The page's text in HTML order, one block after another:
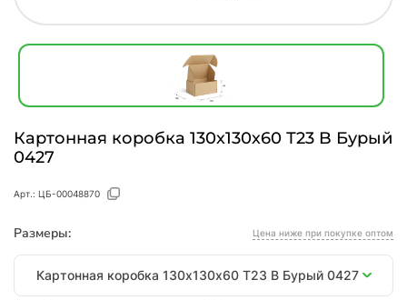
Картонная коробка 130х130х60 Т23 B Бурый
0427
Арт.: ЦБ-00048870
Размеры: Цена ниже при покупке оптом
Размеры
Картонная коробка 130х130х60 Т23 B Бурый 0427